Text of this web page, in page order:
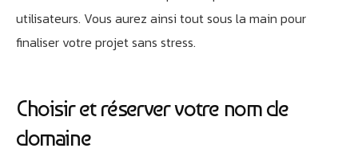
utilisateurs. Vous aurez ainsi tout sous la main pour
finaliser votre projet sans stress.
Choisir et réserver votre nom de
domaine